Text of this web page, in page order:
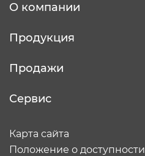
О компании
Продукция
Продажи
Сервис
Карта сайта
Положение о доступности